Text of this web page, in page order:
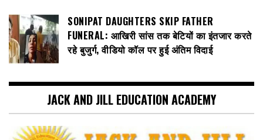
SONIPAT DAUGHTERS SKIP FATHER
FUNERAL: आखिरी सांस तक बेटियों का इंतजार करते
रहे बुजुर्ग, वीडियो कॉल पर हुई अंतिम विदाई
JACK AND JILL EDUCATION ACADEMY